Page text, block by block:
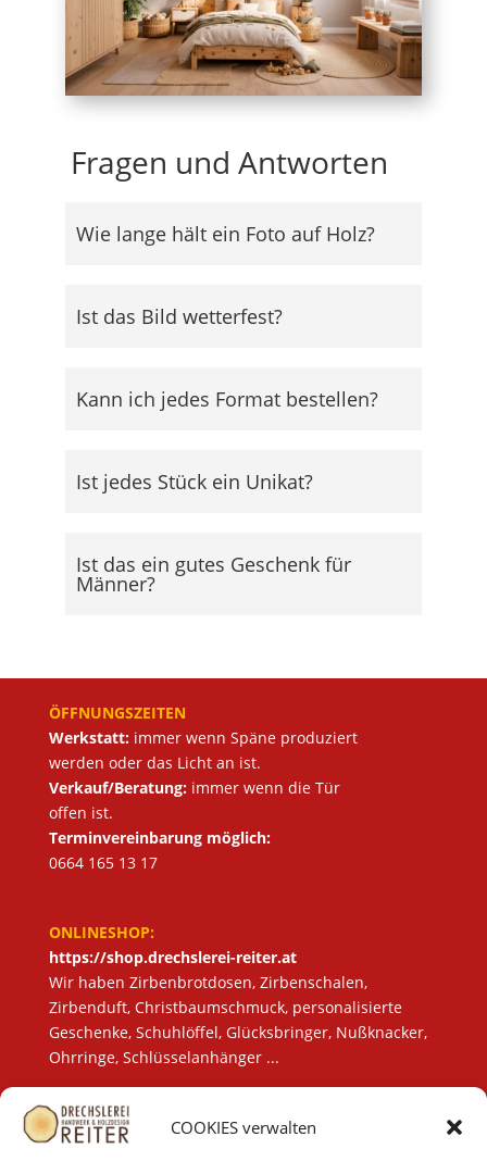
COOKIES verwalten
Fragen und Antworten
Wie lange hält ein Foto auf Holz?
Ist das Bild wetterfest?
Kann ich jedes Format bestellen?
Ist jedes Stück ein Unikat?
Ist das ein gutes Geschenk für
Männer?
ÖFFNUNGSZEITEN
Werkstatt:immer wenn Späne produziert
werden oder das Licht an ist.
Verkauf/Beratung:immer wenn die Tür
offen ist.
Terminvereinbarung möglich:
0664 165 13 17
ONLINESHOP:
https://shop.drechslerei-reiter.at
Wir haben Zirbenbrotdosen, Zirbenschalen,
Zirbenduft, Christbaumschmuck, personalisierte
Geschenke, Schuhlöffel, Glücksbringer, Nußknacker,
Ohrringe, Schlüsselanhänger ...
LEISTUNGEN